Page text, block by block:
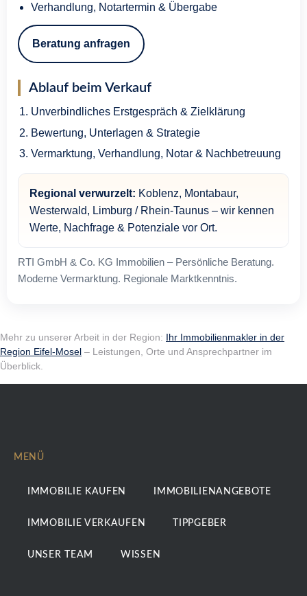
Verhandlung, Notartermin & Übergabe
Beratung anfragen
Ablauf beim Verkauf
Unverbindliches Erstgespräch & Zielklärung
Bewertung, Unterlagen & Strategie
Vermarktung, Verhandlung, Notar & Nachbetreuung
Regional verwurzelt: Koblenz, Montabaur,
Westerwald, Limburg / Rhein-Taunus – wir kennen
Werte, Nachfrage & Potenziale vor Ort.
RTI GmbH & Co. KG Immobilien – Persönliche Beratung.
Moderne Vermarktung. Regionale Marktkenntnis.
Mehr zu unserer Arbeit in der Region: Ihr Immobilienmakler in der
Region Eifel-Mosel – Leistungen, Orte und Ansprechpartner im
Überblick.
MENÜ
IMMOBILIE KAUFEN IMMOBILIENANGEBOTE
IMMOBILIE VERKAUFEN TIPPGEBER
UNSER TEAM WISSEN